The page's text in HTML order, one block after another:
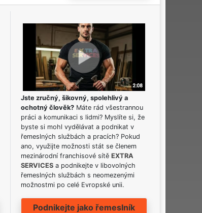
Jste zručný, šikovný, spolehlivý a
ochotný člověk? Máte rád všestrannou
práci a komunikaci s lidmi? Myslíte si, že
byste si mohl vydělávat a podnikat v
řemeslných službách a pracích? Pokud
ano, využijte možnosti stát se členem
mezinárodní franchisové sítěEXTRA
SERVICES a podnikejte v libovolných
řemeslných službách s neomezenými
možnostmi po celé Evropské unii.
Podnikejte jako řemeslník